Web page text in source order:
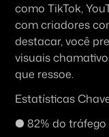
como TikTok,
com criadores
destacar, você
visuais
que ressoe.
Estatísticas
● 82% do